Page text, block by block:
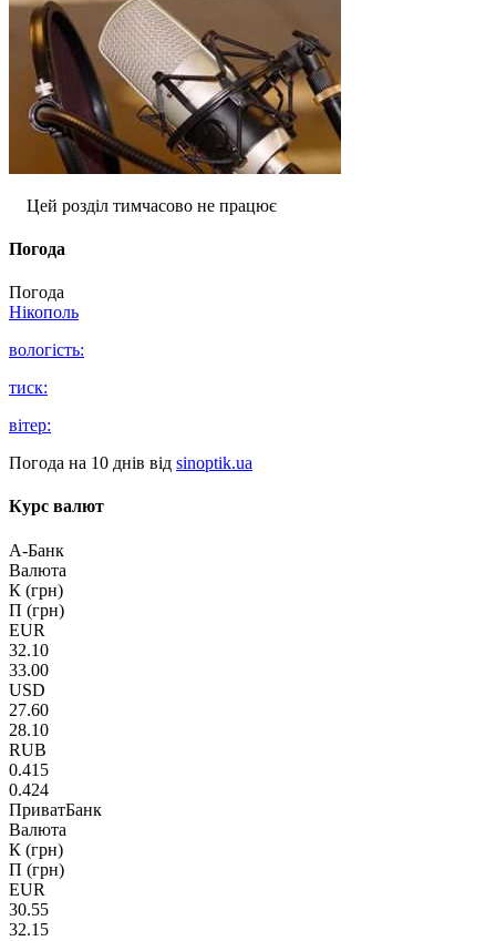
Цей розділ тимчасово не працює
Погода
Погода
Нікополь
вологість:
тиск:
вітер:
Погода на 10 днів від sinoptik.ua
Курс валют
А-Банк
Валюта
К (грн)
П (грн)
EUR
32.10
33.00
USD
27.60
28.10
RUB
0.415
0.424
ПриватБанк
Валюта
К (грн)
П (грн)
EUR
30.55
32.15